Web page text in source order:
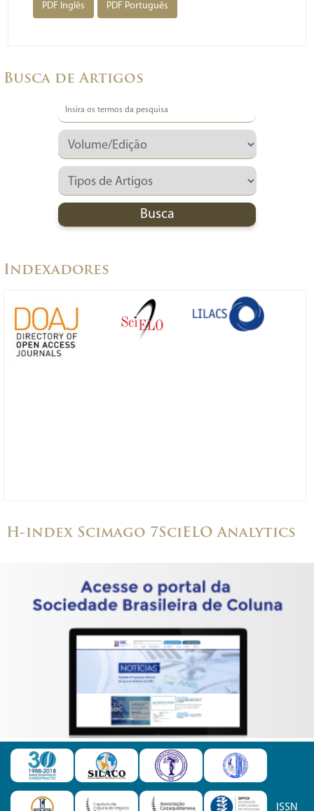
PDF Inglês PDF Português
Busca de Artigos
Indexadores
H-index Scimago 7SciELO Analytics
ISSN